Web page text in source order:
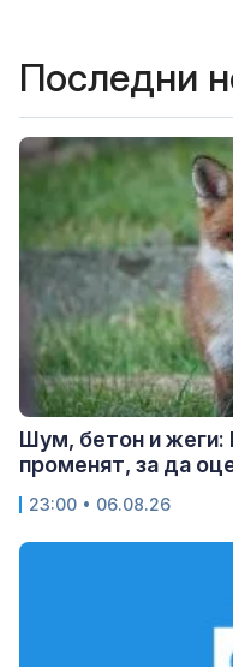
Последни
Шум, бетон и жеги:
променят, за да
23:00 • 06.08.26